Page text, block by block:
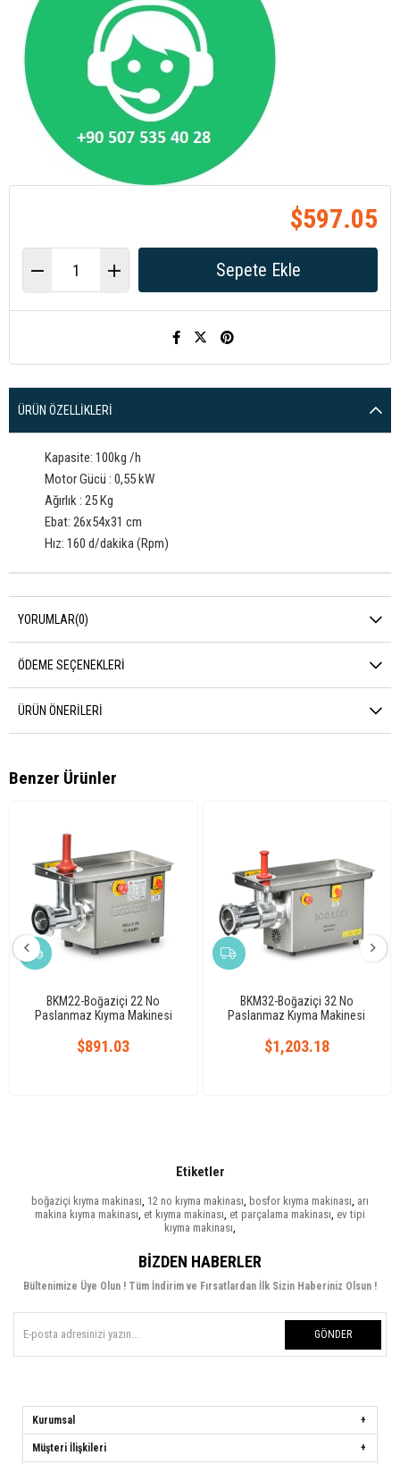
$597.05
ÜRÜN ÖZELLIKLERI
Kapasite: 100kg /h
Motor Gücü : 0,55 kW
Ağırlık : 25 Kg
Ebat: 26x54x31 cm
Hız: 160 d/dakika (Rpm)
YORUMLAR(0)
ÖDEME SEÇENEKLERI
ÜRÜN ÖNERILERI
Benzer Ürünler
BKM22-Boğaziçi 22 No
Paslanmaz Kıyma Makinesi
$891.03
BKM32-Boğaziçi 32 No
Paslanmaz Kıyma Makinesi
$1,203.18
Etiketler
boğaziçi kıyma makinası 12 no kıyma makinası bosfor kıyma makinası arı
makina kıyma makinası et kıyma makinası et parçalama makinası ev tipi
kıyma makinası
BIZDEN HABERLER
Bültenimize Üye Olun ! Tüm İndirim ve Fırsatlardan İlk Sizin Haberiniz Olsun !
GÖNDER
Kurumsal
Müşteri İlişkileri